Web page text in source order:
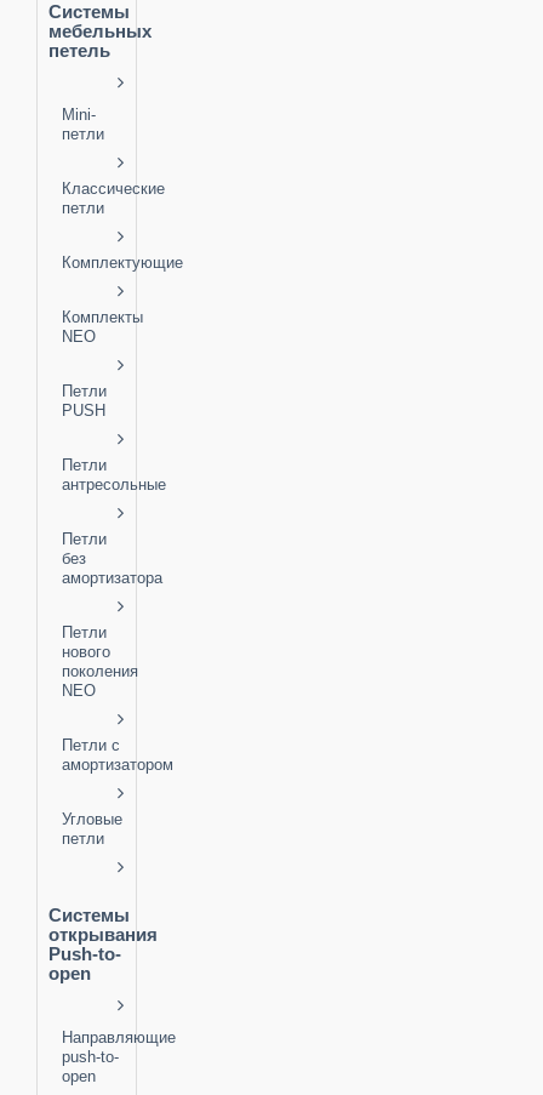
Системы
мебельных
петель
Mini-
петли
Классические
петли
Комплектующие
Комплекты
NEO
Петли
PUSH
Петли
антресольные
Петли
без
амортизатора
Петли
нового
поколения
NEO
Петли с
амортизатором
Угловые
петли
Системы
открывания
Push-to-
open
Направляющие
push-to-
open